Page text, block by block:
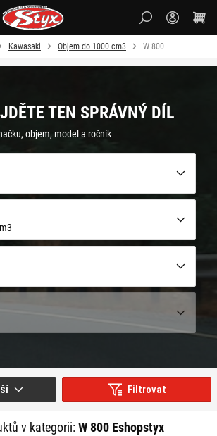
Kawasaki Objem do 1000 cm3 W 800
TEN SPRÁVNÝ DÍL
objem, model a ročník
Filtrovat
v kategorii:W 800 Eshopstyx